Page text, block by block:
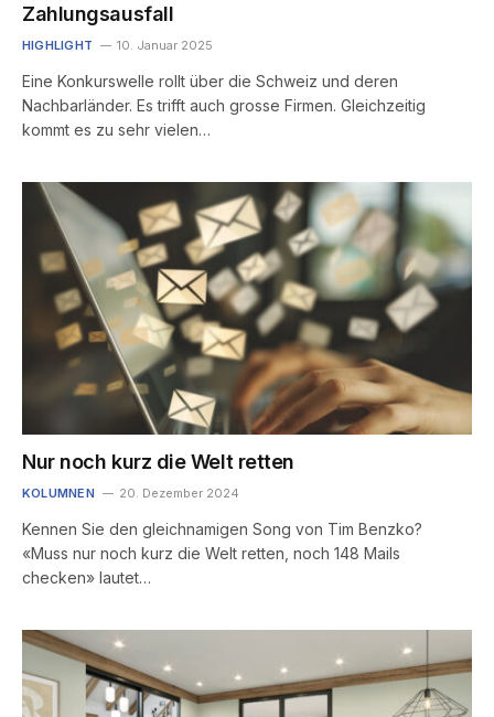
Zahlungsausfall
HIGHLIGHT 10. Januar 2025
Eine Konkurswelle rollt über die Schweiz und deren
Nachbarländer. Es trifft auch grosse Firmen. Gleichzeitig
kommt es zu sehr vielen…
Nur noch kurz die Welt retten
KOLUMNEN 20. Dezember 2024
Kennen Sie den gleichnamigen Song von Tim Benzko?
«Muss nur noch kurz die Welt retten, noch 148 Mails
checken» lautet…